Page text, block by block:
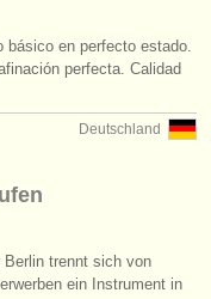
básico en perfecto estado.
perfecta. Calidad
Deutschland
Berlin trennt sich von
ein Instrument in